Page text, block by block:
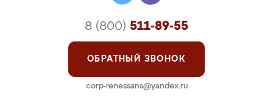
8 (800) 511-89-55
ОБРАТНЫЙ ЗВОНОК
corp-renessans@yandex.ru